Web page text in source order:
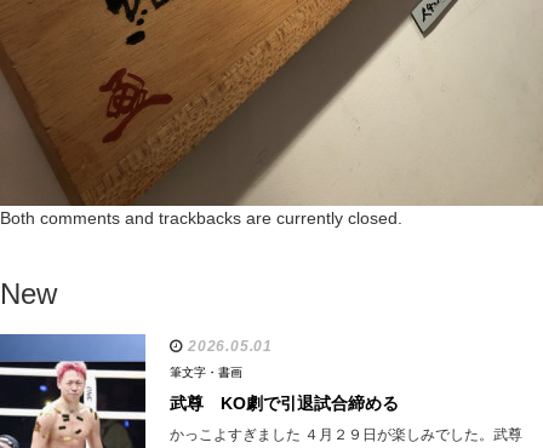
Both comments and trackbacks are currently closed.
New
2026.05.01
筆文字・書画
武尊 KO劇で引退試合締める
かっこよすぎました ４月２９日が楽しみでした。武尊